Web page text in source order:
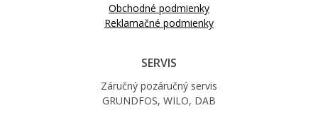
Obchodné podmienky
Reklamačné podmienky
SERVIS
Záručný pozáručný servis
GRUNDFOS, WILO, DAB